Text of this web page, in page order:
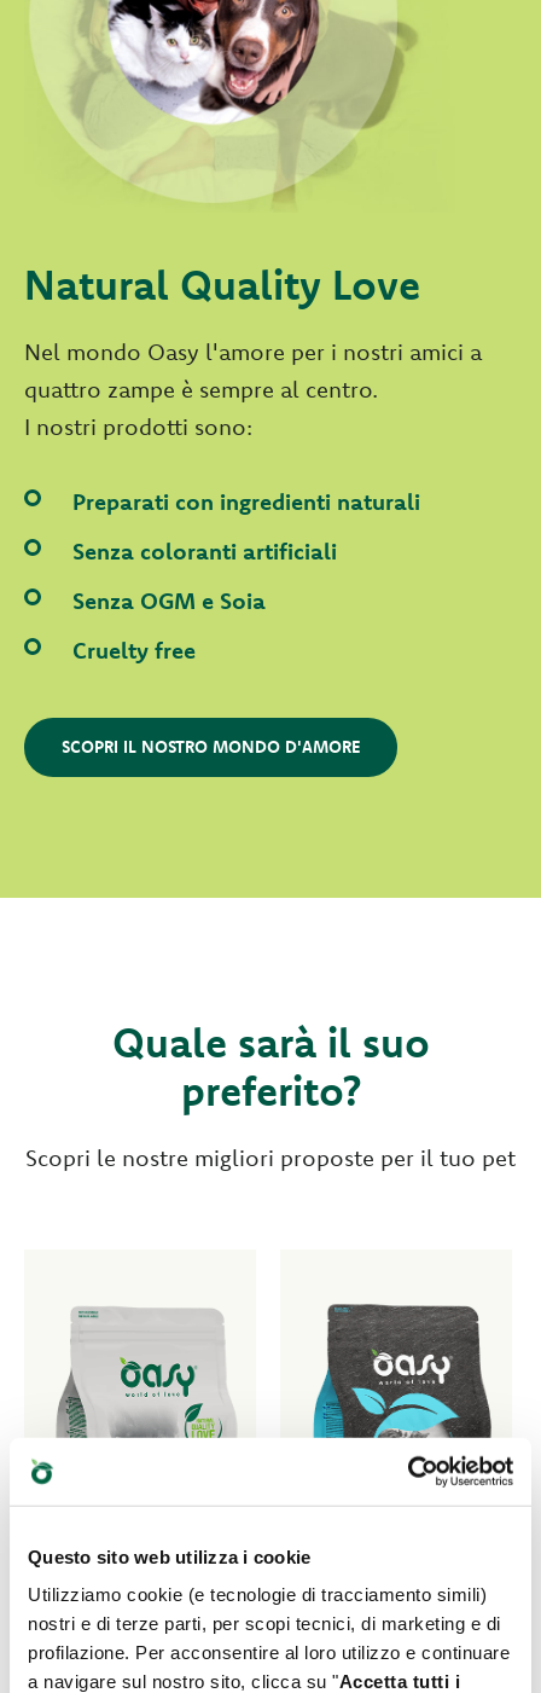
Questo sito web utilizza i cookie
Utilizziamo cookie (e tecnologie di tracciamento simili)
nostri e di terze parti, per scopi tecnici, di marketing e di
profilazione. Per acconsentire al loro utilizzo e continuare
a navigare sul nostro sito, clicca su "Accetta tutti i
Natural Quality Love
Nel mondo Oasy l'amore per i nostri amici a
quattro zampe è sempre al centro.
I nostri prodotti sono:
Preparati con ingredienti naturali
Senza coloranti artificiali
Senza OGM e Soia
Cruelty free
SCOPRI IL NOSTRO MONDO D'AMORE
Quale sarà il suo
preferito?
Scopri le nostre migliori proposte per il tuo pet